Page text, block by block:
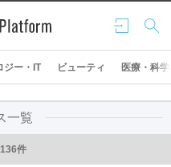
ログ
イン
検索
ジー・IT ビューティ 医療・科学
一覧
件